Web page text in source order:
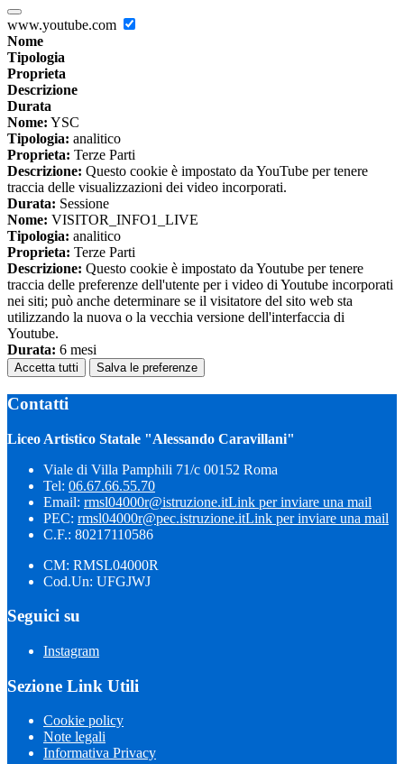
www.youtube.com
Nome
Tipologia
Proprieta
Descrizione
Durata
Nome: YSC
Tipologia: analitico
Proprieta: Terze Parti
Descrizione: Questo cookie è impostato da YouTube per tenere
traccia delle visualizzazioni dei video incorporati.
Durata: Sessione
Nome: VISITOR_INFO1_LIVE
Tipologia: analitico
Proprieta: Terze Parti
Descrizione: Questo cookie è impostato da Youtube per tenere
traccia delle preferenze dell'utente per i video di Youtube incorporati
nei siti; può anche determinare se il visitatore del sito web sta
utilizzando la nuova o la vecchia versione dell'interfaccia di
Youtube.
Durata: 6 mesi
Accetta tutti Salva le preferenze
Contatti
Liceo Artistico Statale "Alessando Caravillani"
Viale di Villa Pamphili 71/c 00152 Roma
Tel: 06.67.66.55.70
Email: rmsl04000r@istruzione.itLink per inviare una mail
PEC: rmsl04000r@pec.istruzione.itLink per inviare una mail
C.F.: 80217110586
CM: RMSL04000R
Cod.Un: UFGJWJ
Seguici su
Instagram
Sezione Link Utili
Cookie policy
Note legali
Informativa Privacy